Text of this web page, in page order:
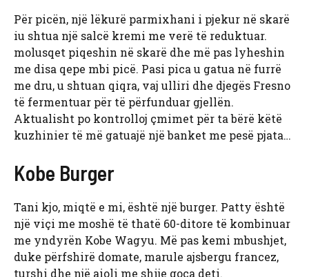
Për picën, një lëkurë parmixhani i pjekur në skarë
iu shtua një salcë kremi me verë të reduktuar.
molusqet piqeshin në skarë dhe më pas lyheshin
me disa qepe mbi picë. Pasi pica u gatua në furrë
me dru, u shtuan qiqra, vaj ulliri dhe djegës Fresno
të fermentuar për të përfunduar gjellën.
Aktualisht po kontrolloj çmimet për ta bërë këtë
kuzhinier të më gatuajë një banket me pesë pjata…
Kobe Burger
Tani kjo, miqtë e mi, është një burger. Patty është
një viçi me moshë të thatë 60-ditore të kombinuar
me yndyrën Kobe Wagyu. Më pas kemi mbushjet,
duke përfshirë domate, marule ajsbergu francez,
turshi dhe një aioli me shije goca deti.